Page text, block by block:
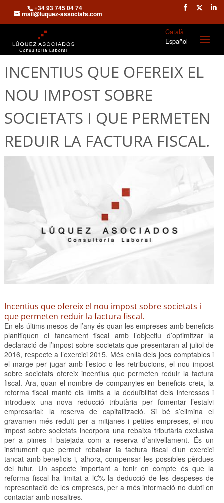
+34 93 745 04 74
mail@luquez-associats.com
Català
Español
INCENTIUS QUE OFEREIX EL
NOU IMPOST SOBRE
SOCIETATS I QUE PERMETEN
REDUIR LA FACTURA FISCAL.
Incentius que ofereix el nou impost sobre societats i
que permeten reduir la factura fiscal.
En els últims mesos de l’any és quan les empreses amb beneficis
planifiquen el tancament fiscal amb l’objectiu d’optimitzar la
declaració de l’impost sobre societats que presentaran al juliol de
2016, respecte a l’exercici 2015. Més enllà dels jocs comptables i
el marge per jugar amb l’estoc o les retribucions, el nou impost
sobre societats ofereix incentius que permeten reduir la factura
fiscal. Ara, quan el nombre de companyies en beneficis creix, la
reforma fiscal manté els límits a la deduïbilitat dels interessos i
introdueix una nova reducció tributària per fomentar l’estalvi
empresarial: la reserva de capitalització. Si bé s’elimina el
gravamen més reduït per a mitjanes i petites empreses, el nou
impost sobre societats incorpora una rebaixa tributària exclusiva
per a pimes i batejada com a reserva d’anivellament. És un
instrument que permet rebaixar la factura fiscal d’un exercici
tancat amb beneficis i, alhora, compensar les possibles pèrdues
del futur. Un aspecte important a tenir en compte és que la
reforma fiscal ha limitat a lƇ% la deducció de les despeses de
representació de les empreses, per a més informació no dubti en
contactar amb nosaltres.